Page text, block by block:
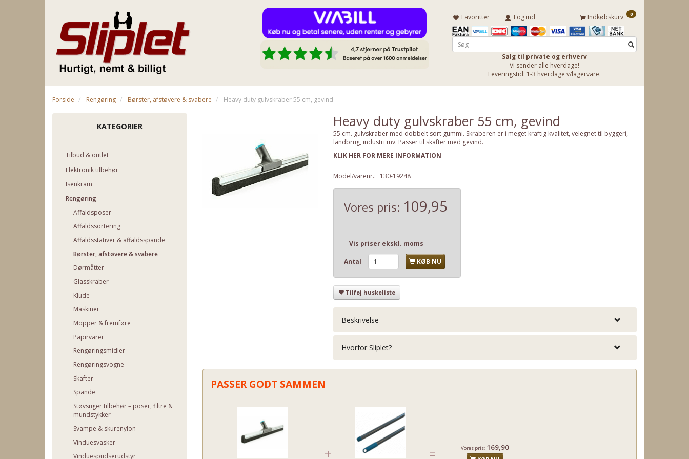
Indkøbskurv 0
Favoritter Log ind
Salg til private og erhverv
Vi sender alle hverdage!
Leveringstid: 1-3 hverdage v/lagervare.
Forside Rengøring Børster, afstøvere & svabere Heavy duty gulvskraber 55 cm, gevind
KATEGORIER
Tilbud & outlet
Elektronik tilbehør
Isenkram
Rengøring
Affaldsposer
Affaldssortering
Affaldsstativer & affaldsspande
Børster, afstøvere & svabere
Dørmåtter
Glasskraber
Klude
Maskiner
Mopper & fremføre
Papirvarer
Rengøringsmidler
Rengøringsvogne
Skafter
Spande
Støvsuger tilbehør – poser, filtre &
mundstykker
Svampe & skurenylon
Vinduesvasker
Vinduespudserudstyr
Heavy duty gulvskraber 55 cm, gevind
55 cm. gulvskraber med dobbelt sort gummi. Skraberen er i meget kraftig kvalitet, velegnet til byggeri,
landbrug, industri mv. Passer til skafter med gevind.
KLIK HER FOR MERE INFORMATION
Model/varenr.: 130-19248
Vores pris: 109,95
Vis priser ekskl. moms
Antal KØB NU
Tilføj huskeliste
Beskrivelse
Hvorfor Sliplet?
PASSER GODT SAMMEN
+ = Vores pris: 169,90